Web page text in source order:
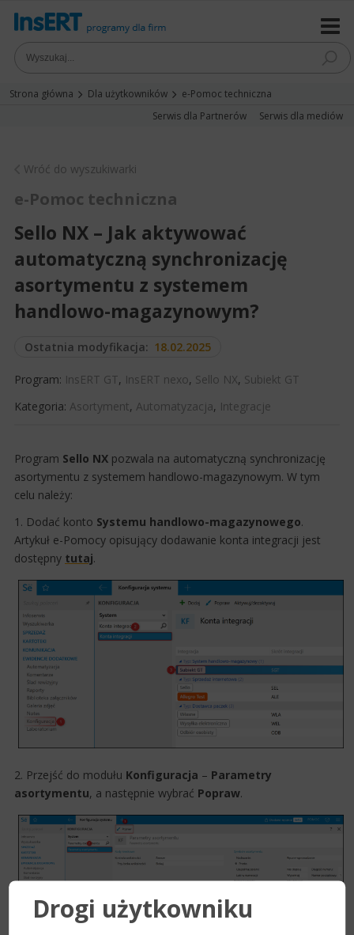
Strona główna Dla użytkowników
e-Pomoc techniczna
Serwis dla Partnerów
Serwis dla mediów
Wróć do wyszukiwarki
e-Pomoc techniczna
Sello NX – Jak aktywować
automatyczną synchronizację
asortymentu z systemem
handlowo-magazynowym?
Ostatnia modyfikacja: 18.02.2025
Program: InsERT GT, InsERT nexo, Sello NX, Subiekt GT
Kategoria: Asortyment, Automatyzacja, Integracje
​Program Sello NX pozwala na automatyczną synchronizację
asortymentu z systemem handlowo-magazynowym. W tym
celu należy:
1. Dodać konto Systemu handlowo-magazynowego.
Artykuł e-Pomocy opisujący dodawanie konta integracji jest
dostępny tutaj.
2. Przejść do modułu Konfiguracja – Parametry
asortymentu, a następnie wybrać Popraw.
Drogi użytkowniku